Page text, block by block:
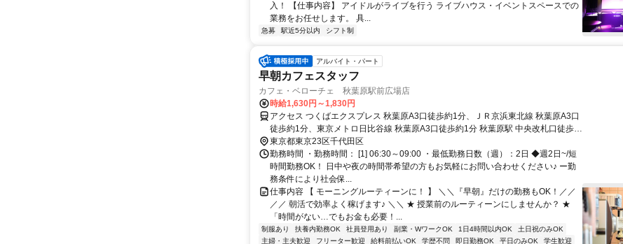
入！ 【仕事内容】 アイドルがライブを行う ライブハウス・イベントスペースでの
業務をお任せします。 具...
急募 駅近5分以内 シフト制
アルバイト・パート
早朝カフェスタッフ
カフェ・ベローチェ 秋葉原駅前広場店
時給1,630円～1,830円
アクセス つくばエクスプレス 秋葉原A3口徒歩約1分、ＪＲ京浜東北線 秋葉原A3口
徒歩約1分、東京メトロ日比谷線 秋葉原A3口徒歩約1分 秋葉原駅 中央改札口徒歩1
分、昭和通口徒歩1分
東京都東京23区千代田区
勤務時間 ・勤務時間： [1] 06:30～09:00 ・最低勤務日数（週）：2日 ◆週2日~/短
時間勤務OK！ 日中や夜の時間帯希望の方もお気軽にお問い合わせください♪ ー勤
務条件により社会保...
仕事内容 【 モーニングルーティーンに！ 】 ＼＼『早朝』だけの勤務もOK！／／
／／ 朝活で効率よく稼げます♪ ＼＼ ★ 授業前のルーティーンにしませんか？ ★
「時間がない…でもお金も必要！...
制服あり 扶養内勤務OK 社員登用あり 副業・WワークOK 1日4時間以内OK
土日祝のみOK
主婦・主夫歓迎
フリーター歓迎 給料前払いOK 学歴不問 即日勤務OK 平日のみOK 学生歓迎